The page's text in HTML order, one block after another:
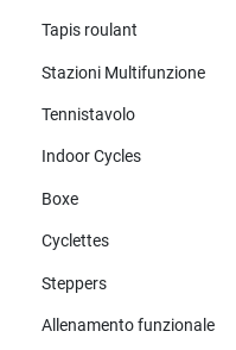
Tapis roulant
Stazioni Multifunzione
Tennistavolo
Indoor Cycles
Boxe
Cyclettes
Steppers
Allenamento funzionale